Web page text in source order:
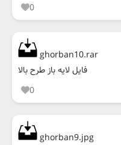
0
ghorban10.rar
فایل لایه باز طرح بالا
0
ghorban9.jpg